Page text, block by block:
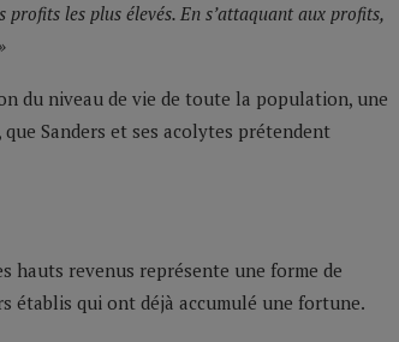
les plus élevés. En s’attaquant aux profits,
du niveau de vie de toute la population, une
Sanders et ses acolytes prétendent
hauts revenus représente une forme de
établis qui ont déjà accumulé une fortune.